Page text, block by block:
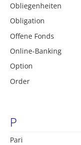
Obliegenheiten
Obligation
Offene Fonds
Online-Banking
Option
Order
P
Pari